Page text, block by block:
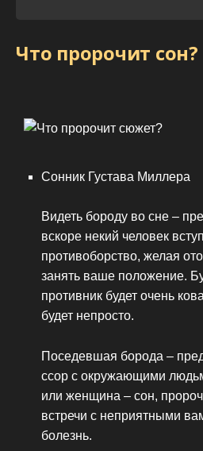
Что пророчит сон?
Сонник Густава Миллера
Видеть бороду во сне –
вскоре некий человек
противоборство, желая
занять ваше положение.
противник будет очень
будет непросто.
Поседевшая борода –
ссор с окружающими
или женщина – сон,
встречи с неприятными
болезнь.